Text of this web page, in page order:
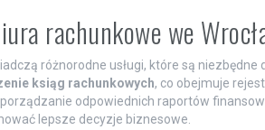
rachunkowe we
różnorodne usługi, które są
ksiąg rachunkowych, co obejmuje
odpowiednich raportów
lepsze decyzje biznesowe.